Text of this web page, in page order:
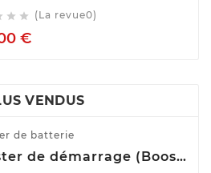
  (La revue0)
€Prix
VENDUS
de batterie
Booster de démarrage (Booster de batterie) YESPER MONSTER START P1